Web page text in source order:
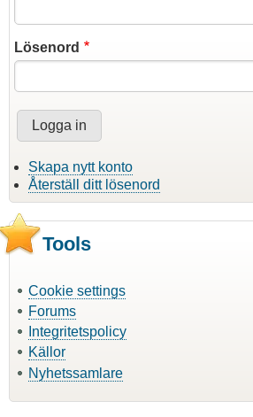
Lösenord
Skapa nytt konto
Återställ ditt lösenord
Tools
Cookie settings
Forums
Integritetspolicy
Källor
Nyhetssamlare